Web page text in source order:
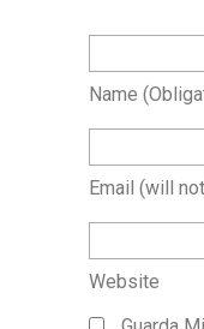
Name
Email (will
Website